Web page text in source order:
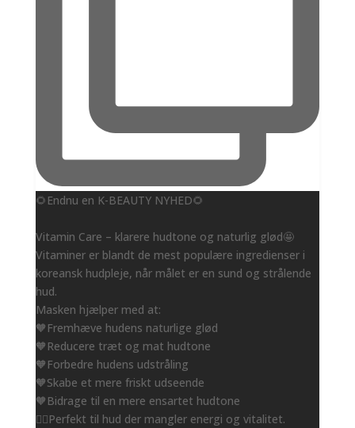
🌻Endnu en K-BEAUTY NYHED🌻
Vitamin Care – klarere hudtone og naturlig glød🤩
Vitaminer er blandt de mest populære ingredienser i
koreansk hudpleje, når målet er en sund og strålende
hud.
Masken hjælper med at:
🧡Fremhæve hudens naturlige glød
🧡Reducere træt og mat hudtone
🧡Forbedre hudens udstråling
🧡Skabe et mere friskt udseende
🧡Bidrage til en mere ensartet hudtone
👌🏻Perfekt til hud der mangler energi og vitalitet.